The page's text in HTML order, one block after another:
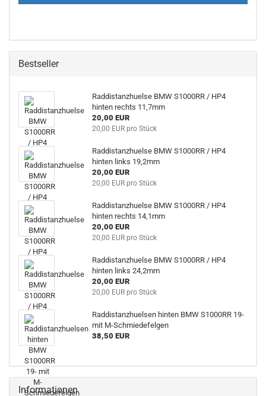
Bestseller
Raddistanzhuelse BMW S1000RR / HP4
hinten rechts 11,7mm
20,00 EUR
20,00 EUR pro Stück
Raddistanzhuelse BMW S1000RR / HP4
hinten links 19,2mm
20,00 EUR
20,00 EUR pro Stück
Raddistanzhuelse BMW S1000RR / HP4
hinten rechts 14,1mm
20,00 EUR
20,00 EUR pro Stück
Raddistanzhuelse BMW S1000RR / HP4
hinten links 24,2mm
20,00 EUR
20,00 EUR pro Stück
Raddistanzhuelsen hinten BMW S1000RR 19-
mit M-Schmiedefelgen
38,50 EUR
Informationen